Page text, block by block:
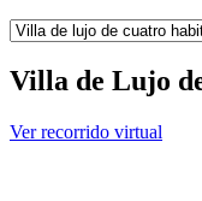
Villa de Lujo
Ver recorrido virtual